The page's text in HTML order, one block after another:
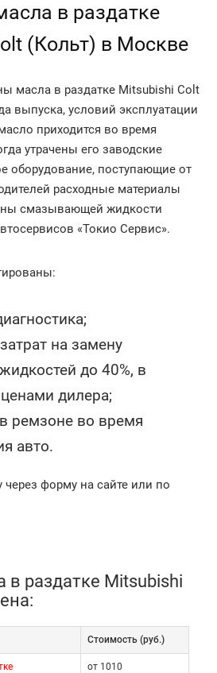
в раздатке
(Кольт) в Москве
масла в раздатке Mitsubishi Colt
выпуска, условий эксплуатации
приходится во время
утрачены его заводские
оборудование, поступающие от
расходные материалы
смазывающей жидкости
«Токио Сервис».
на замену
до 40%, в
дилера;
ремзоне во время
авто.
через форму на сайте или по
в раздатке Mitsubishi
Cтоимость (руб.)
от 1010